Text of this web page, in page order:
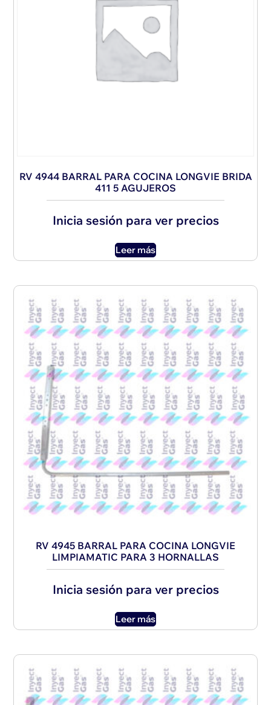
RV 4944 BARRAL PARA COCINA LONGVIE BRIDA
411 5 AGUJEROS
Inicia sesión para ver precios
Leer más
RV 4945 BARRAL PARA COCINA LONGVIE
LIMPIAMATIC PARA 3 HORNALLAS
Inicia sesión para ver precios
Leer más